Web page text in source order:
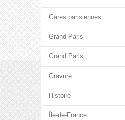
Gares parisiennes
Grand Paris
Grand Paris
Gravure
Histoire
Île-de-France